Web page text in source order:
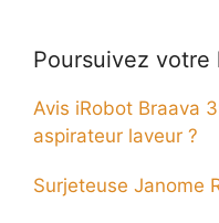
Poursuivez votre
Avis iRobot Braava
aspirateur laveur ?
Surjeteuse Janome